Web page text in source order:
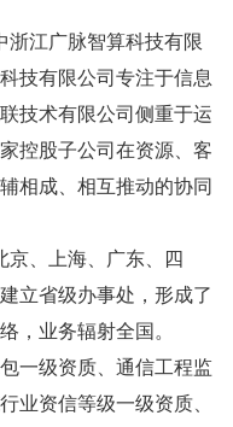
浙江广脉智算科技有限
技有限公司专注于信息
技术有限公司侧重于运
控股子公司在资源、客
相成、相互推动的协同
京、上海、广东、四
立省级办事处，形成了
，业务辐射全国。
一级资质、通信工程监
业资信等级一级资质、